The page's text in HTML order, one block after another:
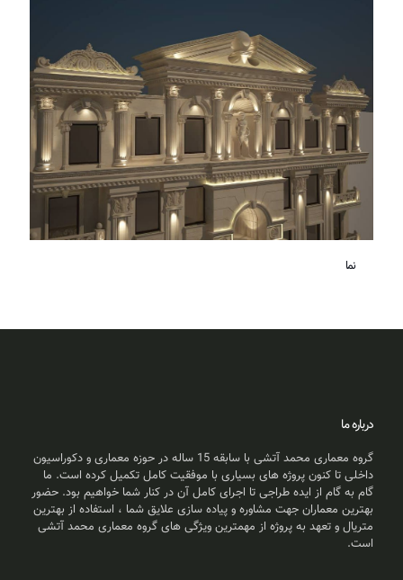
نما
درباره ما
گروه معماری محمد آتشی با سابقه 15 ساله در حوزه معماری و دکوراسیون
داخلی تا کنون پروژه های بسیاری با موفقیت کامل تکمیل کرده است. ما
گام به گام از ایده طراجی تا اجرای کامل آن در کنار شما خواهیم بود. حضور
بهترین معماران جهت مشاوره و پیاده سازی علایق شما ، استفاده از بهترین
متریال و تعهد به پروژه از مهمترین ویژگی های گروه معماری محمد آتشی
است.